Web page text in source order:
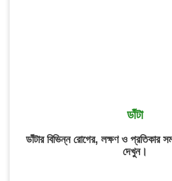
ডাঁটা
ডাঁটার বিভিন্ন রোগের, লক্ষণ ও প্রতিকার
দেখুন।